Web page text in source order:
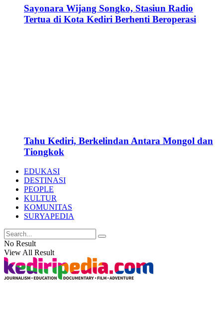
Sayonara Wijang Songko, Stasiun Radio
Tertua di Kota Kediri Berhenti Beroperasi
Tahu Kediri, Berkelindan Antara Mongol dan
Tiongkok
EDUKASI
DESTINASI
PEOPLE
KULTUR
KOMUNITAS
SURYAPEDIA
No Result
View All Result